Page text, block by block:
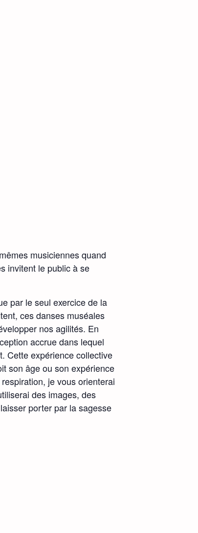
musiciennes quand
invitent le public à se
par le seul exercice de la
ces danses muséales
nos agilités. En
accrue dans lequel
Cette expérience collective
son âge ou son expérience
je vous orienterai
des images, des
porter par la sagesse